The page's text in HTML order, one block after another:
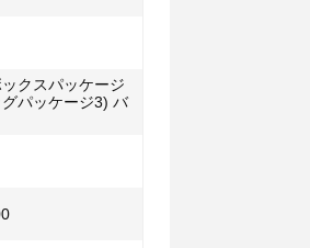
クスパッケージ
パッケージ3) バ